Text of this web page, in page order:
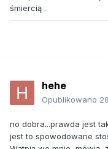
śmiercią .
hehe
Opublikowano
no dobra...prawda jest
jest to spowodowane